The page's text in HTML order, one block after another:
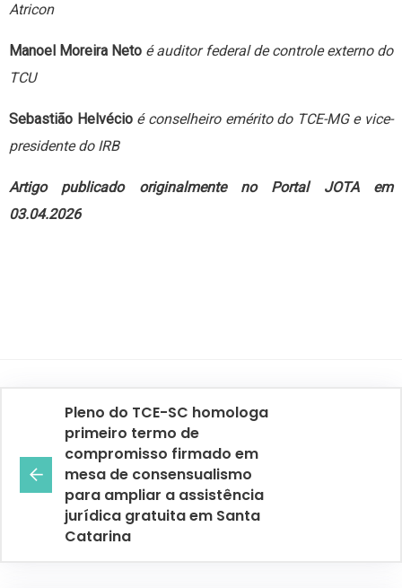
Atricon
Manoel Moreira Neto é auditor federal de controle externo do
TCU
Sebastião Helvécio é conselheiro emérito do TCE-MG e vice-
presidente do IRB
Artigo publicado originalmente no Portal JOTAem
03.04.2026
Pleno do TCE-SC homologa
primeiro termo de
compromisso firmado em
mesa de consensualismo
para ampliar a assistência
jurídica gratuita em Santa
Catarina